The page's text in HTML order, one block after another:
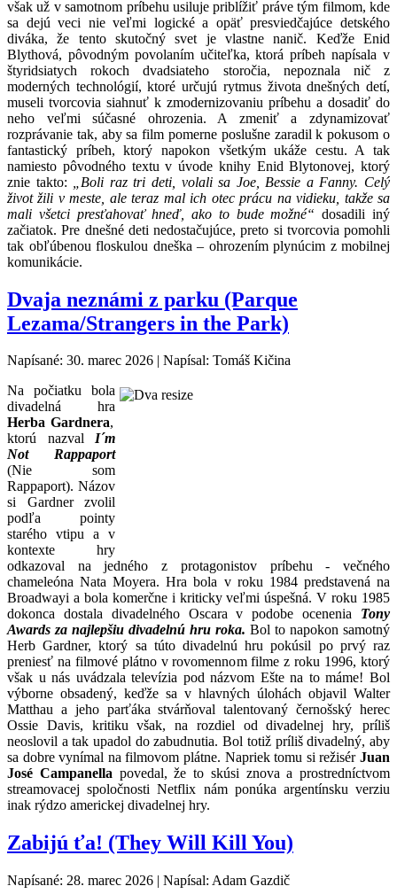
však už v samotnom príbehu usiluje priblížiť práve tým filmom, kde
sa dejú veci nie veľmi logické a opäť presviedčajúce detského
diváka, že tento skutočný svet je vlastne nanič. Keďže Enid
Blythová, pôvodným povolaním učiteľka, ktorá príbeh napísala v
štyridsiatych rokoch dvadsiateho storočia, nepoznala nič z
moderných technológií, ktoré určujú rytmus života dnešných detí,
museli tvorcovia siahnuť k zmodernizovaniu príbehu a dosadiť do
neho veľmi súčasné ohrozenia. A zmeniť a zdynamizovať
rozprávanie tak, aby sa film pomerne poslušne zaradil k pokusom o
fantastický príbeh, ktorý napokon všetkým ukáže cestu. A tak
namiesto pôvodného textu v úvode knihy Enid Blytonovej, ktorý
znie takto:
„Boli raz tri deti, volali sa Joe, Bessie a Fanny. Celý
život žili v meste, ale teraz mal ich otec prácu na vidieku, takže sa
mali všetci presťahovať hneď, ako to bude možné“ dosadili iný
začiatok. Pre dnešné deti nedostačujúce, preto si tvorcovia pomohli
tak obľúbenou floskulou dneška – ohrozením plynúcim z mobilnej
komunikácie.
Dvaja neznámi z parku (Parque
Lezama/Strangers in the Park)
Napísané: 30. marec 2026
Napísal: Tomáš Kičina
Na počiatku bola
divadelná hra
Herba Gardnera,
ktorú nazval I´m
Not Rappaport
(Nie som
Rappaport). Názov
si Gardner zvolil
podľa pointy
starého vtipu a v
kontexte hry
odkazoval na jedného z protagonistov príbehu - večného
chameleóna Nata Moyera. Hra bola v roku 1984 predstavená na
Broadwayi a bola komerčne i kriticky veľmi úspešná. V roku 1985
dokonca dostala divadelného Oscara v podobe ocenenia Tony
Awards za najlepšiu divadelnú hru roka. Bol to napokon samotný
Herb Gardner, ktorý sa túto divadelnú hru pokúsil po prvý raz
preniesť na filmové plátno v rovomennom filme z roku 1996, ktorý
však u nás uvádzala televízia pod názvom Ešte na to máme! Bol
výborne obsadený, keďže sa v hlavných úlohách objavil Walter
Matthau a jeho parťáka stvárňoval talentovaný černošský herec
Ossie Davis, kritiku však, na rozdiel od divadelnej hry, príliš
neoslovil a tak upadol do zabudnutia. Bol totiž príliš divadelný, aby
sa dobre vynímal na filmovom plátne. Napriek tomu si režisér Juan
José Campanellapovedal, že to skúsi znova a prostredníctvom
streamovacej spoločnosti Netflix nám ponúka argentínsku verziu
inak rýdzo americkej divadelnej hry.
Zabijú ťa! (They Will Kill You)
Napísané: 28. marec 2026 | Napísal: Adam Gazdič